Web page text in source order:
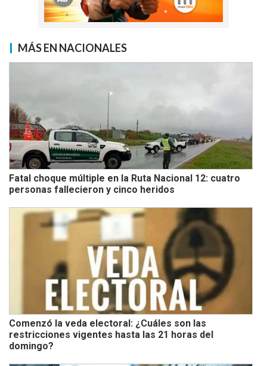
MÁS EN NACIONALES
Fatal choque múltiple en la Ruta Nacional 12: cuatro
personas fallecieron y cinco heridos
Comenzó la veda electoral: ¿Cuáles son las
restricciones vigentes hasta las 21 horas del
domingo?